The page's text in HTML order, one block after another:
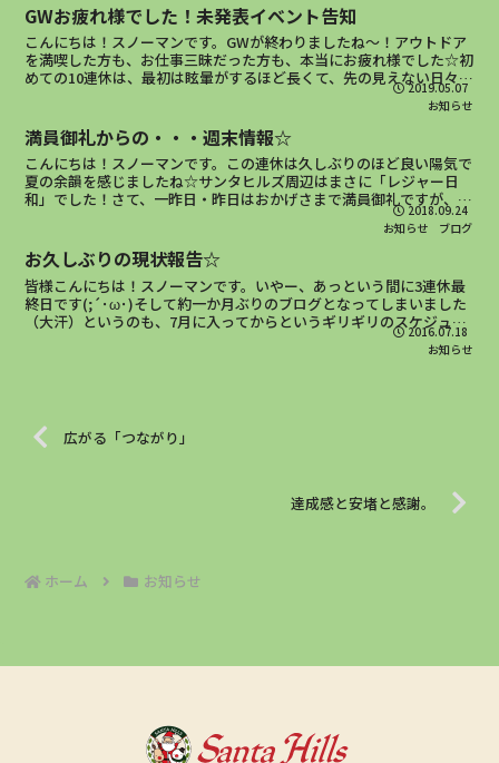
GWお疲れ様でした！未発表イベント告知
こんにちは！スノーマンです。GWが終わりましたね～！アウトドア
を満喫した方も、お仕事三昧だった方も、本当にお疲れ様でした☆初
めての10連休は、最初は眩暈がするほど長くて、先の見えない日々で
したが、お客様の笑顔にパワーをもらいながら、一日一日...2019.05.07
お知らせ
満員御礼からの・・・週末情報☆
こんにちは！スノーマンです。この連休は久しぶりのほど良い陽気で
夏の余韻を感じましたね☆サンタヒルズ周辺はまさに「レジャー日
和」でした！さて、一昨日・昨日はおかげさまで満員御礼ですが、来
週以降はちらほら空きもございますので、状況をお伝えいたし...2018.09.24
お知らせ
ブログ
お久しぶりの現状報告☆
皆様こんにちは！スノーマンです。いやー、あっという間に3連休最
終日です(;´･ω･)そして約一か月ぶりのブログとなってしまいました
（大汗）というのも、7月に入ってからというギリギリのスケジュー
2016.07.18
お知らせ
広がる「つながり」
達成感と安堵と感謝。
ホーム お知らせ